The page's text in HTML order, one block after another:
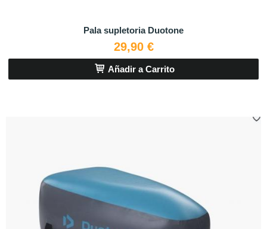
Pala supletoria Duotone
29,90 €
Añadir a Carrito